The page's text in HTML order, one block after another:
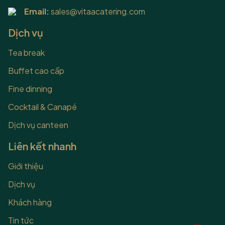
Email:sales@vitaacatering.com
Dịch vụ
Tea break
Buffet cao cấp
Fine dinning
Cocktail & Canapé
Dịch vụ canteen
Liên kết nhanh
Giới thiệu
Dịch vụ
Khách hàng
Tin tức